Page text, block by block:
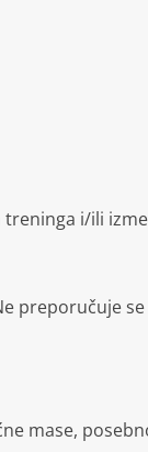
treninga i/ili
preporučuje
mase,